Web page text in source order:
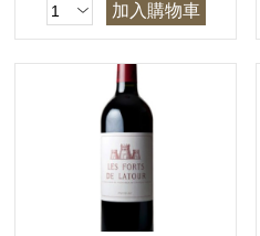
加入購物車